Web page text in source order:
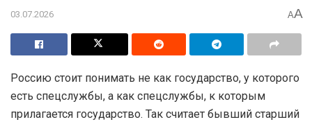
03.07.2026 AA
Россию стоит понимать не как государство, у которого
есть спецслужбы, а как спецслужбы, к которым
прилагается государство. Так считает бывший старший